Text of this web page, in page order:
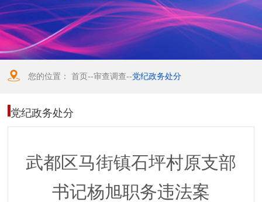
您的位置：首页--审查调查--党纪政务处分
党纪政务处分
武都区马街镇石坪村原支部
书记杨旭职务违法案